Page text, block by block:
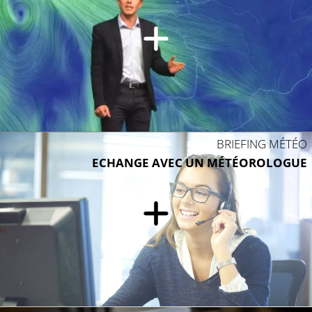
12°C
BRIEFING MÉTÉO
ECHANGE AVEC UN MÉTÉOROLOGUE